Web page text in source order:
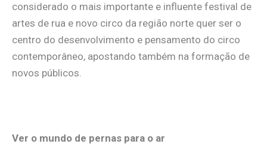
considerado o mais importante e influente festival de
artes de rua e novo circo da região norte quer ser o
centro do desenvolvimento e pensamento do circo
contemporâneo, apostando também na formação de
novos públicos.
Ver o mundo de pernas para o ar